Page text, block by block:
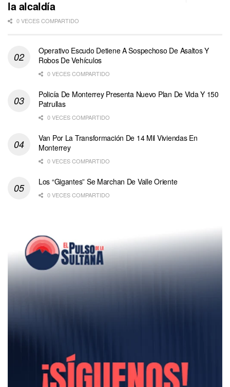
la alcaldía
0 VECES COMPARTIDO
Operativo Escudo Detiene A Sospechoso De Asaltos Y
Robos De Vehículos
0 VECES COMPARTIDO
Policía De Monterrey Presenta Nuevo Plan De Vida Y 150
Patrullas
0 VECES COMPARTIDO
Van Por La Transformación De 14 Mil Viviendas En
Monterrey
0 VECES COMPARTIDO
Los “Gigantes” Se Marchan De Valle Oriente
0 VECES COMPARTIDO